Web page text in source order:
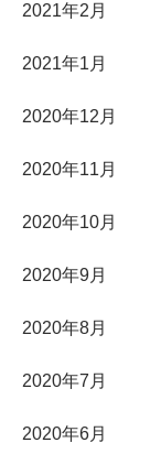
2021年2月
2021年1月
2020年12月
2020年11月
2020年10月
2020年9月
2020年8月
2020年7月
2020年6月